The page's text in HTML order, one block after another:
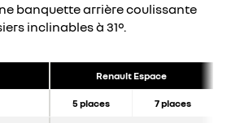
banquette arrière coulissante
inclinables à 31°.
Renault Espace
5 places 7 places